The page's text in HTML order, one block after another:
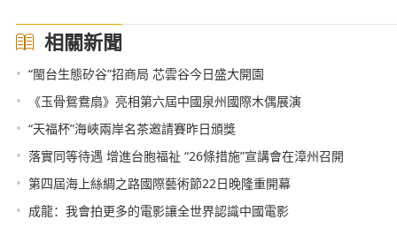
相關新聞
• “閩台生態矽谷”招商局 芯雲谷今日盛大開園
• 《玉骨鴛鴦扇》亮相第六屆中國泉州國際木偶展演
• “天福杯”海峽兩岸名茶邀請賽昨日頒獎
• 落實同等待遇 增進台胞福祉 “26條措施”宣講會在漳州召開
• 第四屆海上絲綢之路國際藝術節22日晚隆重開幕
• 成龍：我會拍更多的電影讓全世界認識中國電影